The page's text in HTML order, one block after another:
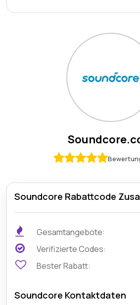
Soundcore Rabattcode
Gesamtangebote:
Verifizierte Codes:
Bester Rabatt:
Soundcore Kontaktdaten